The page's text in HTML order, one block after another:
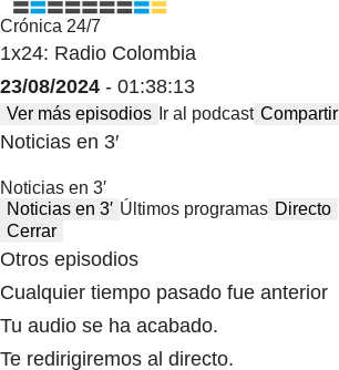
Crónica 24/7
1x24: Radio Colombia
23/08/2024 - 01:38:13
Ver más episodios Ir al podcast Compartir
Noticias en 3′
Noticias en 3′
Noticias en 3′ Últimos programas Directo
Cerrar
Otros episodios
Cualquier tiempo pasado fue anterior
Tu audio se ha acabado.
Te redirigiremos al directo.